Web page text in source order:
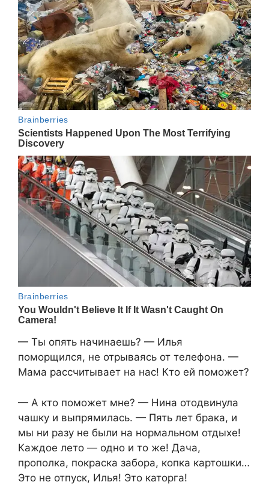
— Ты опять начинаешь? — Илья
поморщился, не отрываясь от телефона. —
Мама рассчитывает на нас! Кто ей поможет?
— А кто поможет мне? — Нина отодвинула
чашку и выпрямилась. — Пять лет брака, и
мы ни разу не были на нормальном отдыхе!
Каждое лето — одно и то же! Дача,
прополка, покраска забора, копка картошки…
Это не отпуск, Илья! Это каторга!